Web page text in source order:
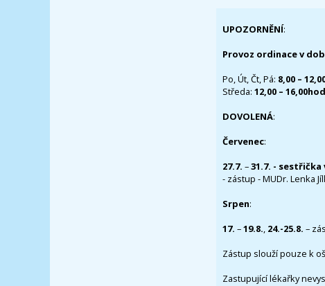
UPOZORNĚNÍ:
Provoz ordinace v
Po, Út, Čt, Pá: 8,00 –
Středa: 12,00 – 16,00hod
DOVOLENÁ:
Červenec:
27.7. –31.7. - sestřička
- zástup - MUDr. Lenka
Srpen:
17. –19.8., 24.-25.8. –
Zástup slouží pouze k
Zastupující lékařky